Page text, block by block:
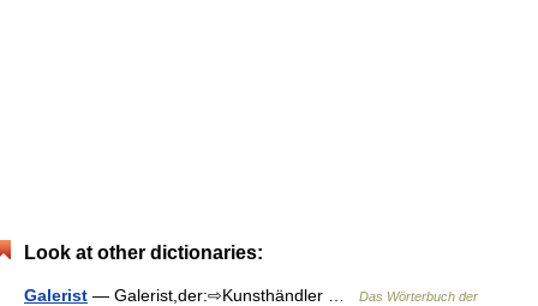
Look at other dictionaries:
Galerist — Galerist,der:⇨Kunsthändler …
Das Wörterbuch der